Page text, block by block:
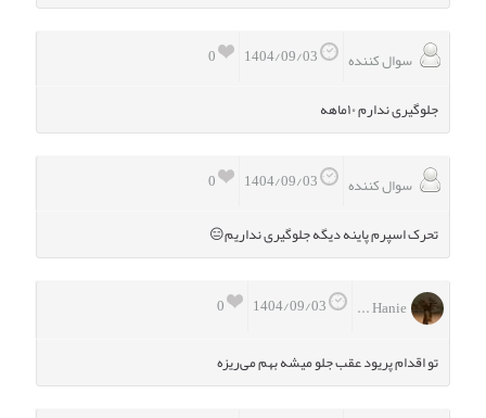
0
سوال کننده
جلوگیری ندارم ۱۰ماهه
0
سوال کننده
تحرک اسپرم پاینه دیگه جلوگیری نداریم😑
0
Hanie ...
تو اقدام پریود عقب جلو میشه بهم می‌ریزه